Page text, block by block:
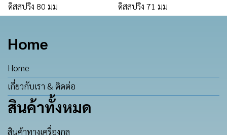
ดิสสปริง 80 มม ดิสสปริง 71 มม
Home
Home
เกี่ยวกับเรา & ติดต่อ
สินค้าทั้งหมด
สินค้าทางเครื่องกล